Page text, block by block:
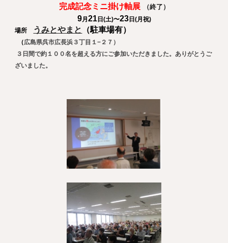
完成記念ミニ掛け軸展
（終了）
9月 21日 (土)〜23日 (月祝)
場所
うみとやまと （駐車場有）
（広島県呉市広長浜３丁目１−２７）
３日間で約１００名を超える方にご参加いただきました。ありがとうご
ざいました。